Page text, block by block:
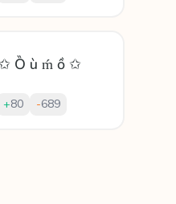
Ȍ ù ḿ ồ ✩
+80 -689